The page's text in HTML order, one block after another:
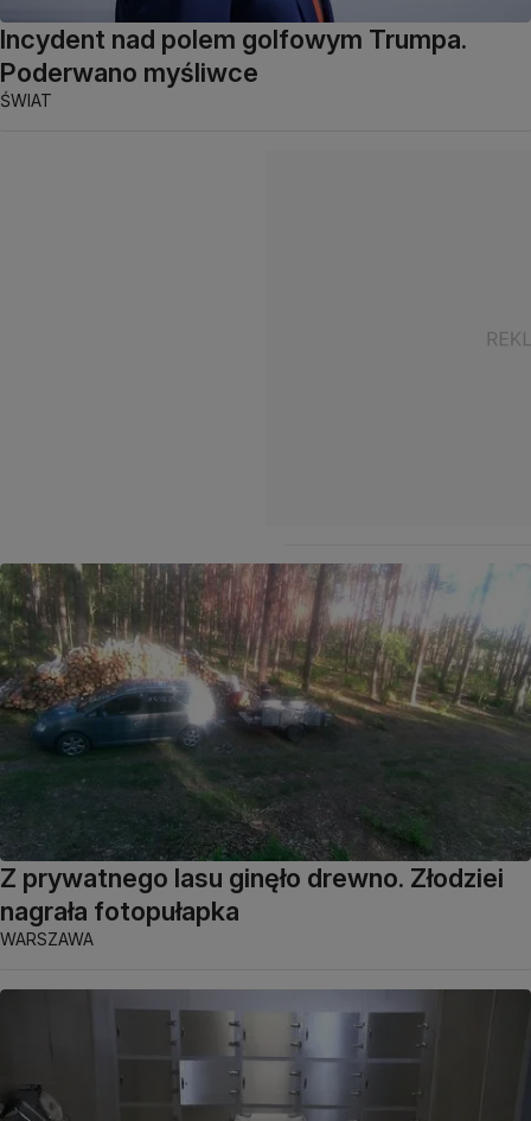
Incydent nad polem golfowym Trumpa.
Poderwano myśliwce
ŚWIAT
Z prywatnego lasu ginęło drewno. Złodziei
nagrała fotopułapka
WARSZAWA